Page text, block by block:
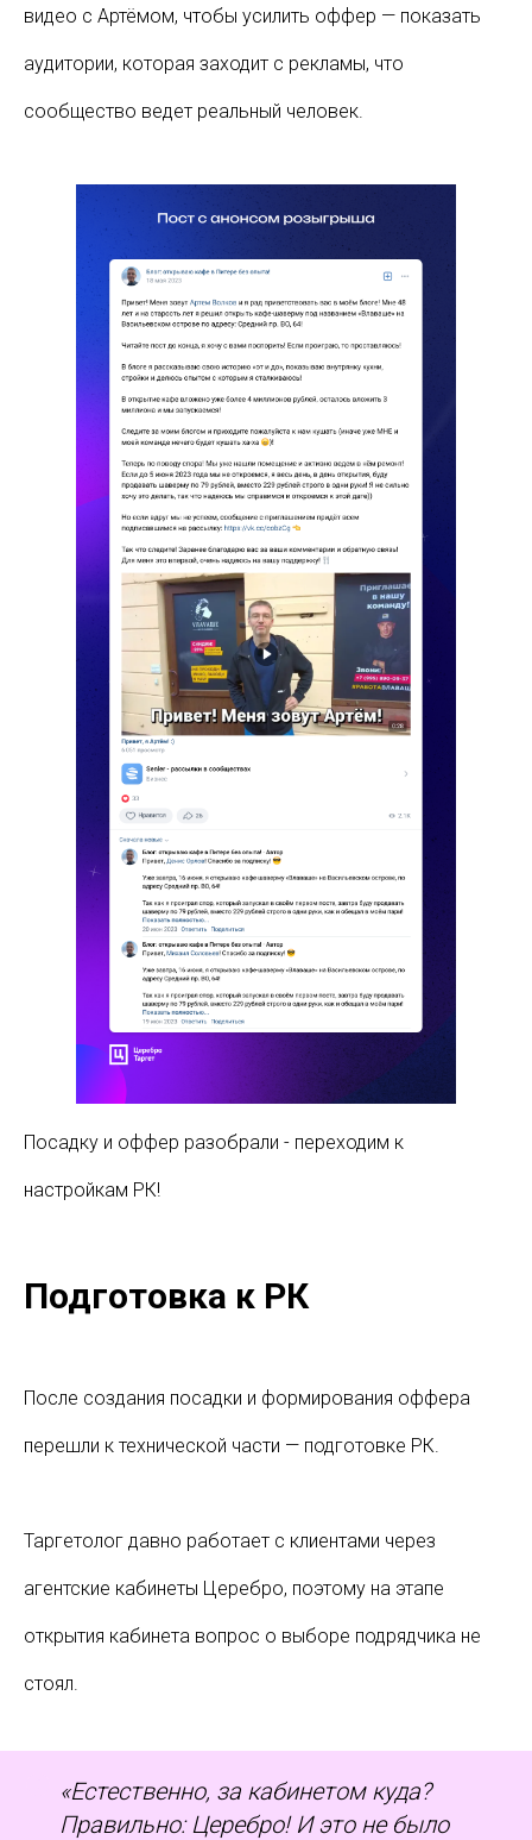
видео с Артёмом, чтобы усилить оффер — показать
аудитории, которая заходит с рекламы, что
сообщество ведет реальный человек.
Посадку и оффер разобрали - переходим к
настройкам РК!
Подготовка к РК
После создания посадки и формирования оффера
перешли к технической части — подготовке РК.
Таргетолог давно работает с клиентами через
агентские кабинеты Церебро, поэтому на этапе
открытия кабинета вопрос о выборе подрядчика не
стоял.
«Естественно, за кабинетом куда?
Правильно: Церебро! И это не было